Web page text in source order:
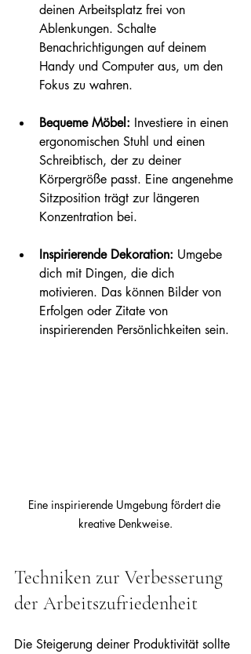
deinen Arbeitsplatz frei von
Ablenkungen. Schalte
Benachrichtigungen auf deinem
Handy und Computer aus, um den
Fokus zu wahren.
Bequeme Möbel: Investiere in einen
ergonomischen Stuhl und einen
Schreibtisch, der zu deiner
Körpergröße passt. Eine angenehme
Sitzposition trägt zur längeren
Konzentration bei.
Inspirierende Dekoration: Umgebe
dich mit Dingen, die dich
motivieren. Das können Bilder von
Erfolgen oder Zitate von
inspirierenden Persönlichkeiten sein.
Eine inspirierende Umgebung fördert die
kreative Denkweise.
Techniken zur Verbesserung
der Arbeitszufriedenheit
Die Steigerung deiner Produktivität sollte